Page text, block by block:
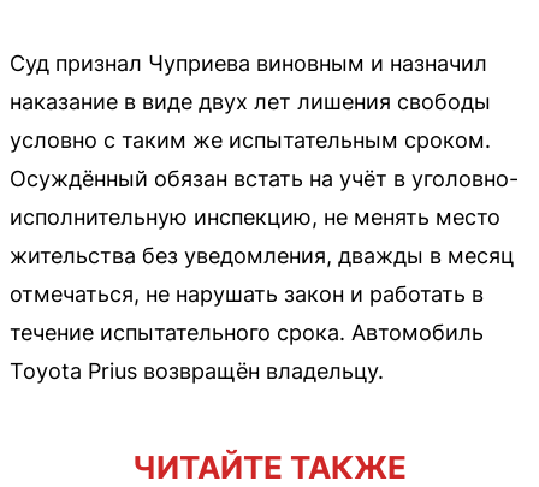
Суд признал Чуприева виновным и назначил
наказание в виде двух лет лишения свободы
условно с таким же испытательным сроком.
Осуждённый обязан встать на учёт в уголовно-
исполнительную инспекцию, не менять место
жительства без уведомления, дважды в месяц
отмечаться, не нарушать закон и работать в
течение испытательного срока. Автомобиль
Toyota Prius возвращён владельцу.
ЧИТАЙТЕ ТАКЖЕ